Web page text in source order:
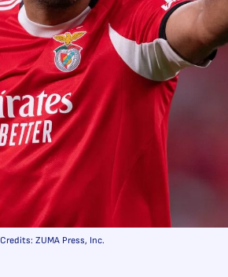
Credits: ZUMA Press, Inc.